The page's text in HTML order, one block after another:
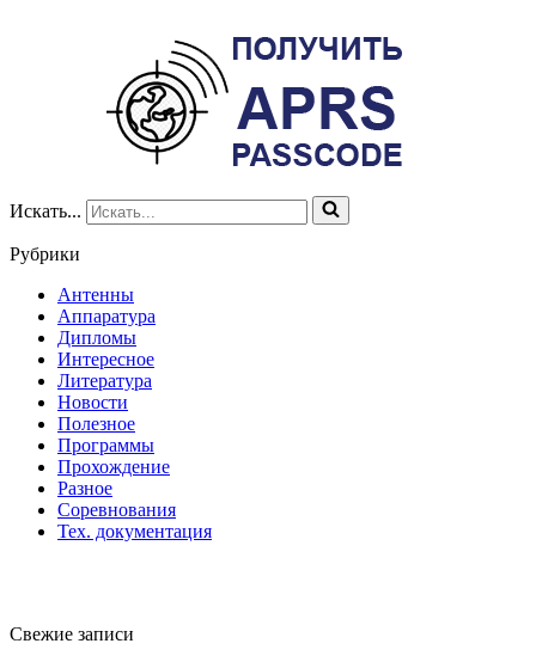
Искать...
Рубрики
Антенны
Аппаратура
Дипломы
Интересное
Литература
Новости
Полезное
Программы
Прохождение
Разное
Соревнования
Тех. документация
Свежие записи